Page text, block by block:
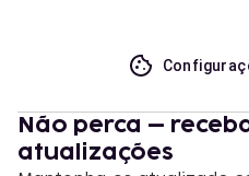
Não perca –
atualizações